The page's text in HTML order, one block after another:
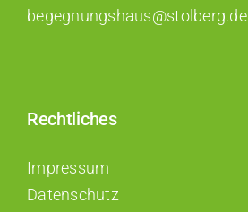
begegnungshaus@stolberg.de
Rechtliches
Impressum
Datenschutz